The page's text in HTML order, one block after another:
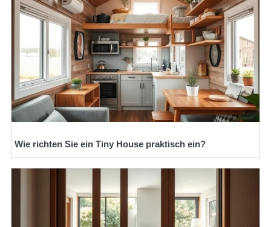
Wie richten Sie ein Tiny House praktisch ein?